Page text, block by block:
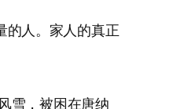
的人。家人的真正
雪，被困在唐纳